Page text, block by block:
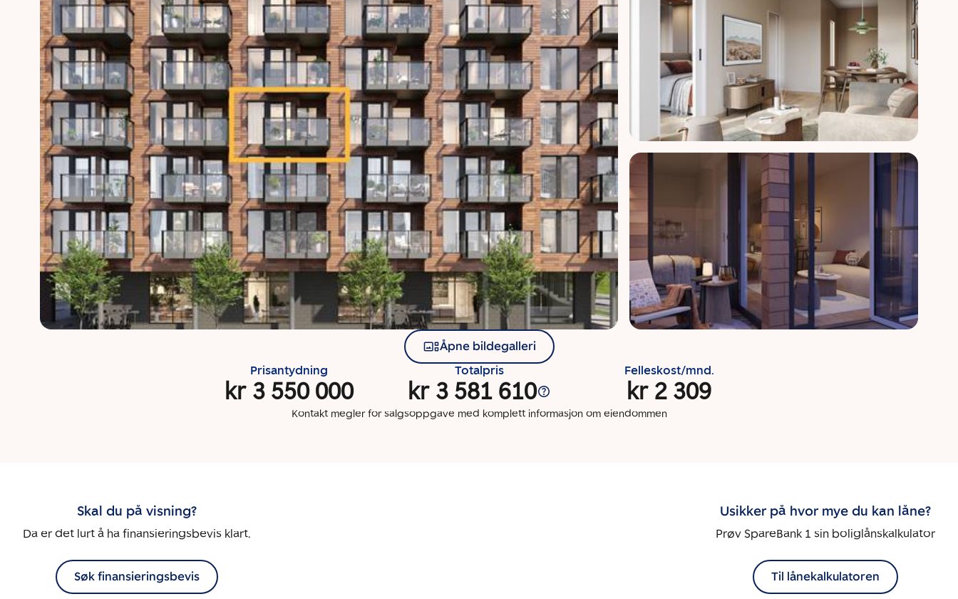
Åpne bildegalleri
Prisantydning
kr 3 550 000
Totalpris
kr 3 581 610
Felleskost/mnd.
kr 2 309
Kontakt megler for salgsoppgave med komplett informasjon om eiendommen
Skal du på visning?
Da er det lurt å ha finansieringsbevis klart.
Søk finansieringsbevis
Usikker på hvor mye du kan låne?
Prøv SpareBank 1 sin boliglånskalkulator
Til lånekalkulatoren